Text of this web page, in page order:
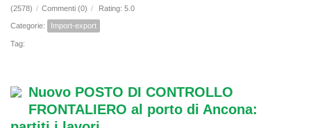
(2578) / Commenti (0) / Rating: 5.0
Categorie: Import-export
Tag:
Nuovo POSTO DI CONTROLLO
FRONTALIERO al porto di Ancona: